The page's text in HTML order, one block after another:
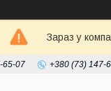
Зараз у
65-07 +380 (73) 147-